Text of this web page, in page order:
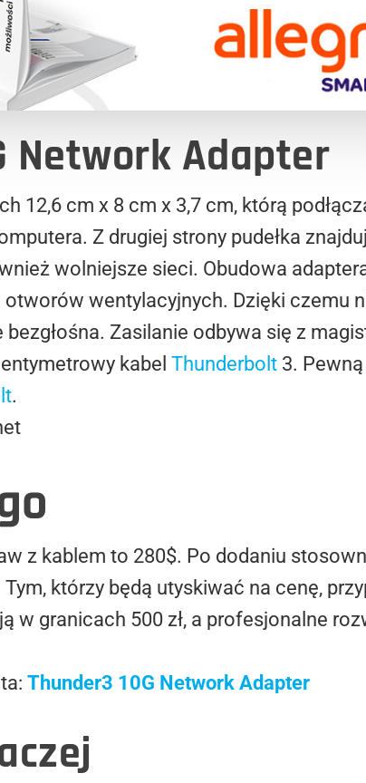
Network Adapter
12,6 cm x 8 cm x 3,7 cm, którą
Z drugiej strony pudełka
wolniejsze sieci. Obudowa
wentylacyjnych. Dzięki czemu
bezgłośna. Zasilanie odbywa się z
kabel Thunderbolt 3.
.
z kablem to 280$. Po dodaniu
Tym, którzy będą utyskiwać na cenę,
w granicach 500 zł, a profesjonalne
Thunder3 10G Network Adapter